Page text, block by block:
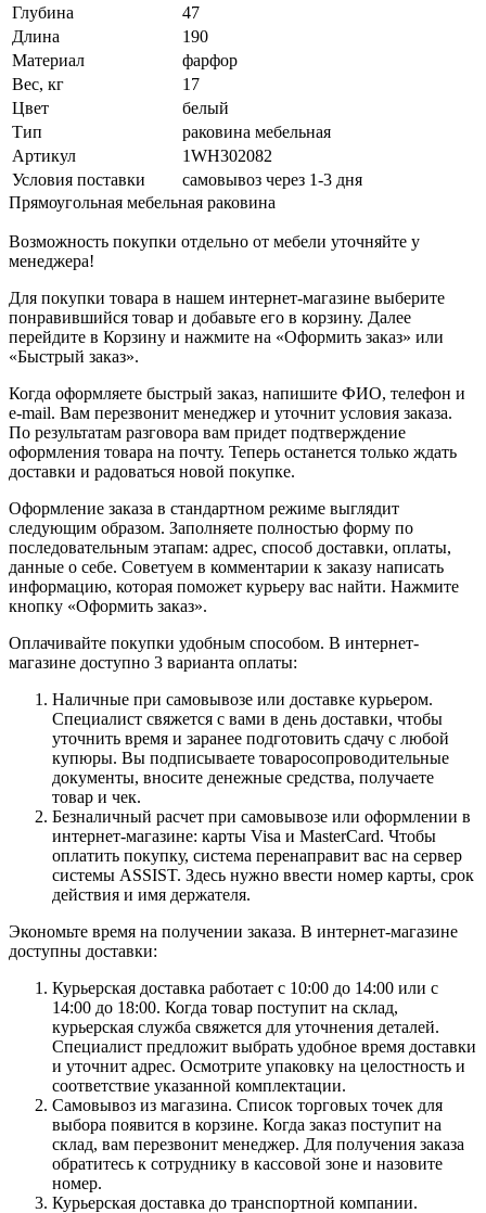
Глубина
47
Длина
190
Материал
фарфор
Вес, кг
17
Цвет
белый
Тип
раковина мебельная
Артикул
1WH302082
Условия поставки
самовывоз через 1-3 дня
Прямоугольная мебельная раковина
Возможность покупки отдельно от мебели уточняйте у
менеджера!
Для покупки товара в нашем интернет-магазине выберите
понравившийся товар и добавьте его в корзину. Далее
перейдите в Корзину и нажмите на «Оформить заказ» или
«Быстрый заказ».
Когда оформляете быстрый заказ, напишите ФИО, телефон и
e-mail. Вам перезвонит менеджер и уточнит условия заказа.
По результатам разговора вам придет подтверждение
оформления товара на почту. Теперь останется только ждать
доставки и радоваться новой покупке.
Оформление заказа в стандартном режиме выглядит
следующим образом. Заполняете полностью форму по
последовательным этапам: адрес, способ доставки, оплаты,
данные о себе. Советуем в комментарии к заказу написать
информацию, которая поможет курьеру вас найти. Нажмите
кнопку «Оформить заказ».
Оплачивайте покупки удобным способом. В интернет-
магазине доступно 3 варианта оплаты:
Наличные при самовывозе или доставке курьером.
Специалист свяжется с вами в день доставки, чтобы
уточнить время и заранее подготовить сдачу с любой
купюры. Вы подписываете товаросопроводительные
документы, вносите денежные средства, получаете
товар и чек.
Безналичный расчет при самовывозе или оформлении в
интернет-магазине: карты Visa и MasterCard. Чтобы
оплатить покупку, система перенаправит вас на сервер
системы ASSIST. Здесь нужно ввести номер карты, срок
действия и имя держателя.
Экономьте время на получении заказа. В интернет-магазине
доступны доставки:
Курьерская доставка работает с 10:00 до 14:00 или с
14:00 до 18:00. Когда товар поступит на склад,
курьерская служба свяжется для уточнения деталей.
Специалист предложит выбрать удобное время доставки
и уточнит адрес. Осмотрите упаковку на целостность и
соответствие указанной комплектации.
Самовывоз из магазина. Список торговых точек для
выбора появится в корзине. Когда заказ поступит на
склад, вам перезвонит менеджер. Для получения заказа
обратитесь к сотруднику в кассовой зоне и назовите
номер.
Курьерская доставка до транспортной компании.